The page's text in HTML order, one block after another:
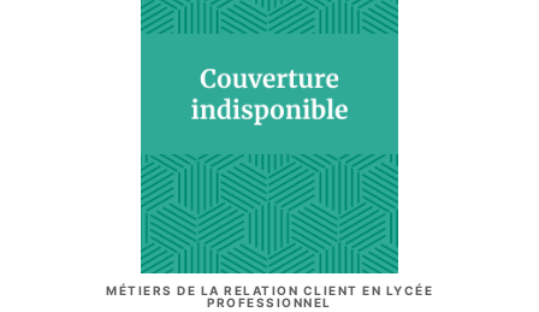
MÉTIERS DE LA RELATION CLIENT EN LYCÉE
PROFESSIONNEL